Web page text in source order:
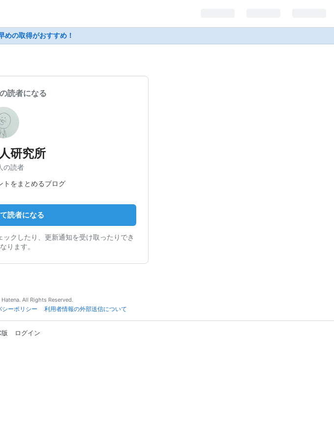
めの取得がおすすめ！
読者になる
研究所
の読者
トをまとめるブログ
読者になる
クしたり、更新通知を受け取ったりでき
ります。
All Rights Reserved.
シーポリシー 利用者情報の外部送信について
版 ログイン